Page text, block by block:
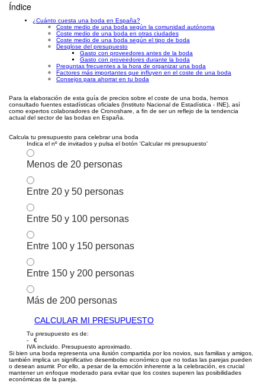
Índice
¿Cuánto cuesta una boda en España?
Coste medio de una boda según la comunidad autónoma
Coste medio de una boda en otras ciudades
Coste medio de una boda según el tipo de boda
Desglose del presupuesto
Gasto con proveedores antes de la boda
Gasto con proveedores durante la boda
Preguntas frecuentes a la hora de organizar una boda
Factores más importantes que influyen en el coste de una boda
Consejos para ahorrar en tu boda
Para la elaboración de esta guía de precios sobre el coste de una boda, hemos
consultado fuentes estadísticas oficiales (Instituto Nacional de Estadística - INE), así
como expertos colaboradores de Cronoshare, a fin de ser un reflejo de la tendencia
actual del sector de las bodas en España.
Calcula tu presupuesto para celebrar una boda
Indica el nº de invitados y pulsa el botón 'Calcular mi presupuesto'
Menos de 20 personas
Entre 20 y 50 personas
Entre 50 y 100 personas
Entre 100 y 150 personas
Entre 150 y 200 personas
Más de 200 personas
CALCULAR MI PRESUPUESTO
Tu presupuesto es de:
- €
IVA incluido. Presupuesto aproximado.
Si bien una boda representa una ilusión compartida por los novios, sus familias y amigos,
también implica un significativo desembolso económico que no todas las parejas pueden
o desean asumir. Por ello, a pesar de la emoción inherente a la celebración, es crucial
mantener un enfoque moderado para evitar que los costes superen las posibilidades
económicas de la pareja.